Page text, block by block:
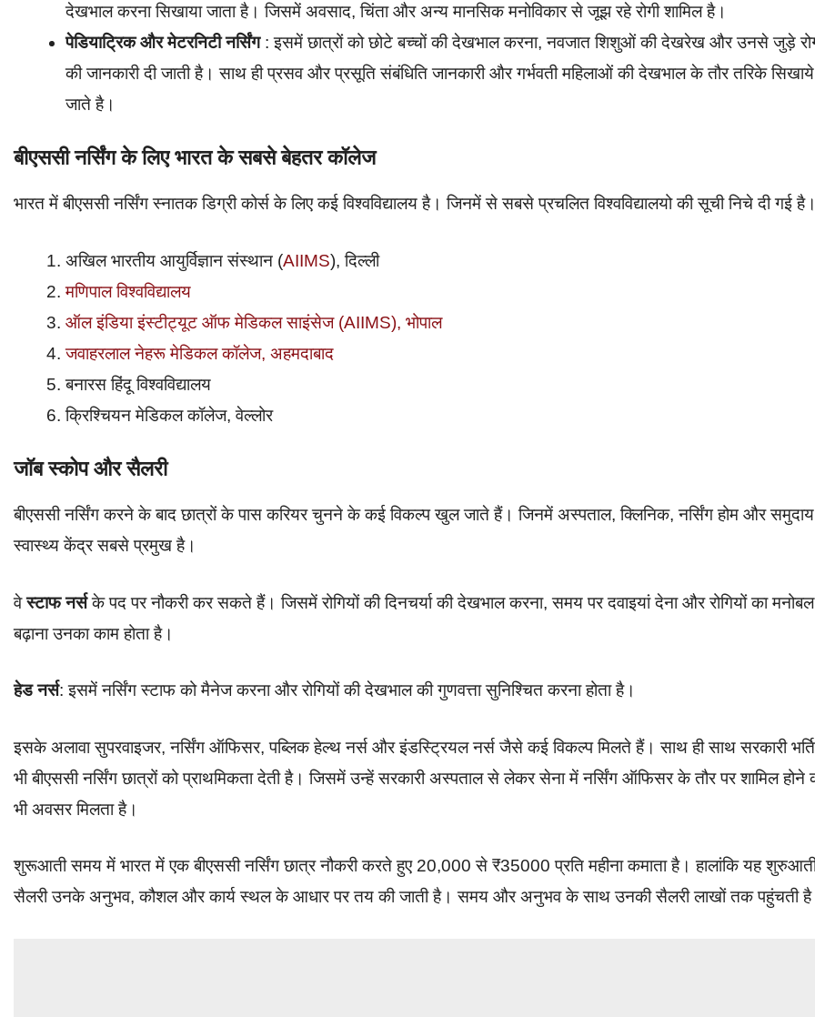
देखभाल करना सिखाया जाता है। जिसमें अवसाद, चिंता और अन्य मानसिक मनोविकार से जूझ रहे रोगी शामिल है।
पेडियाट्रिक और मेटरनिटी नर्सिंग: इसमें छात्रों को छोटे बच्चों की देखभाल करना, नवजात शिशुओं की देखरेख और उनसे जुड़े
की जानकारी दी जाती है। साथ ही प्रसव और प्रसूति संबंधिति जानकारी और गर्भवती महिलाओं की देखभाल के तौर तरिके सिखाये
जाते है।
बीएससी नर्सिंग के लिए भारत के सबसे बेहतर कॉलेज
भारत में बीएससी नर्सिंग स्नातक डिग्री कोर्स के लिए कई विश्वविद्यालय है। जिनमें से सबसे प्रचलित विश्वविद्यालयो की सूची निचे दी गई
अखिल भारतीय आयुर्विज्ञान संस्थान (AIIMS), दिल्ली
मणिपाल विश्वविद्यालय
ऑल इंडिया इंस्टीट्यूट ऑफ मेडिकल साइंसेज (AIIMS), भोपाल
जवाहरलाल नेहरू मेडिकल कॉलेज, अहमदाबाद
बनारस हिंदू विश्वविद्यालय
क्रिश्चियन मेडिकल कॉलेज, वेल्लोर
जॉब स्कोप और सैलरी
बीएससी नर्सिंग करने के बाद छात्रों के पास करियर चुनने के कई विकल्प खुल जाते हैं। जिनमें अस्पताल, क्लिनिक, नर्सिंग होम और समुदाय
स्वास्थ्य केंद्र सबसे प्रमुख है।
वेस्टाफ नर्सके पद पर नौकरी कर सकते हैं। जिसमें रोगियों की दिनचर्या की देखभाल करना, समय पर दवाइयां देना और रोगियों का मनोबल
बढ़ाना उनका काम होता है।
हेड नर्स: इसमें नर्सिंग स्टाफ को मैनेज करना और रोगियों की देखभाल की गुणवत्ता सुनिश्चित करना होता है।
इसके अलावा सुपरवाइजर, नर्सिंग ऑफिसर, पब्लिक हेल्थ नर्स और इंडस्ट्रियल नर्स जैसे कई विकल्प मिलते हैं। साथ ही साथ सरकारी
भी बीएससी नर्सिंग छात्रों को प्राथमिकता देती है। जिसमें उन्हें सरकारी अस्पताल से लेकर सेना में नर्सिंग ऑफिसर के तौर पर शामिल होने
भी अवसर मिलता है।
शुरूआती समय में भारत में एक बीएससी नर्सिंग छात्र नौकरी करते हुए 20,000 से ₹35000 प्रति महीना कमाता है। हालांकि यह
सैलरी उनके अनुभव, कौशल और कार्य स्थल के आधार पर तय की जाती है। समय और अनुभव के साथ उनकी सैलरी लाखों तक पहुंचती